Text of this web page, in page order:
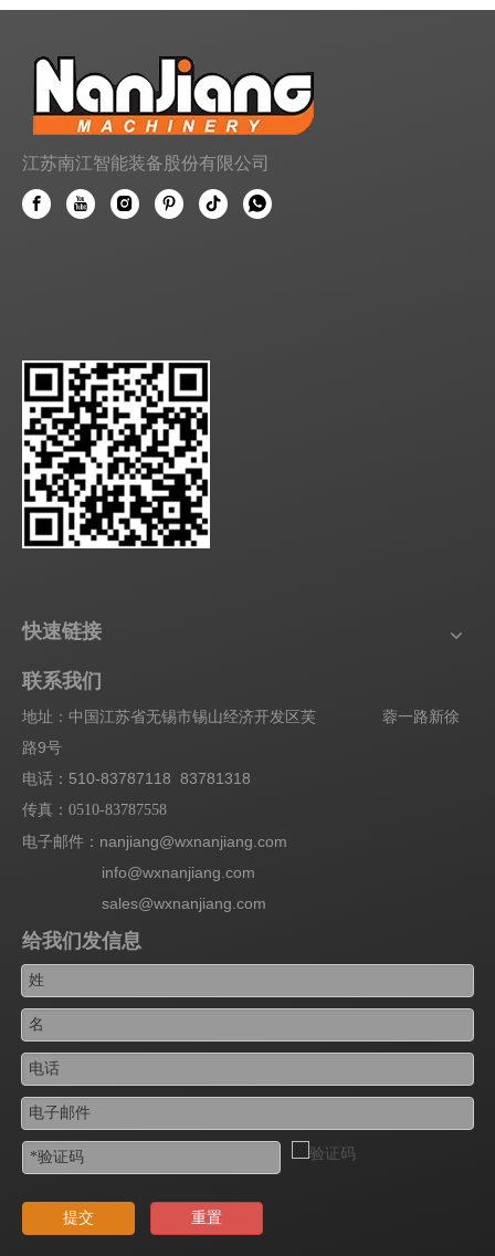
江苏南江智能装备股份有限公司
快速链接
联系我们
地址：中国江苏省无锡市锡山经济开发区芙 蓉一路新徐
路9号
电话：510-83787118 83781318
传真： 0510-83787558
电子邮件：nanjiang@wxnanjiang.com
info@wxnanjiang.com
sales@wxnanjiang.com
给我们发信息
提交 重置